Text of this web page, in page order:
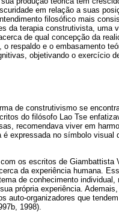
em relação a suas
filosófico mais
da terapia construtivista, uma
de qual concepção da
respaldo e o embasamento
objetivando o exercício
de construtivismo se
do filósofo Lao Tse
recomendava viver em
expressada no símbolo visual
os escritos de Giambattista
da experiência humana.
de conhecimento individual,
própria experiência.
auto-organizadores que
1998).